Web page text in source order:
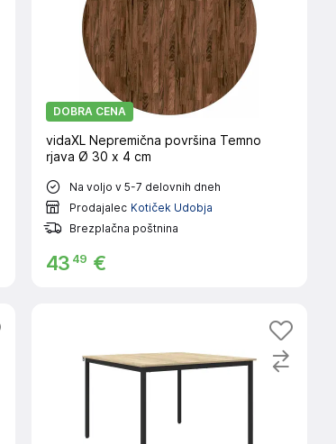
DOBRA CENA
vidaXL Nepremična površina Temno
rjava Ø 30 x 4 cm
Na voljo v 5-7 delovnih dneh
Prodajalec Kotiček Udobja
Brezplačna poštnina
43 49 €